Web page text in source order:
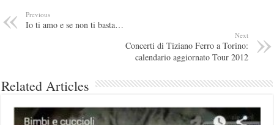
Previous
Io ti amo e se non ti basta…
Next
Concerti di Tiziano Ferro a Torino:
calendario aggiornato Tour 2012
Related Articles